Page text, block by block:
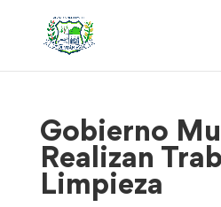
Gobierno
Realizan
Limpieza